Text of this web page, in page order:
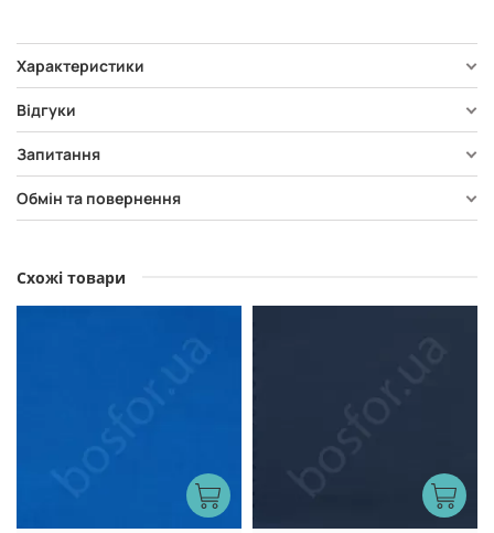
Характеристики
Відгуки
Запитання
Обмін та повернення
Схожі товари